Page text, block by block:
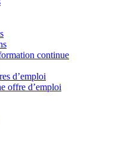
continue
d’emploi
offre d’emploi